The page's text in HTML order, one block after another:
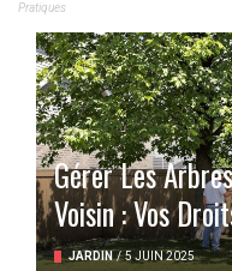
Pratiques
Gérer Les
Voisin : Vos
JARDIN / 5 JUIN 2025